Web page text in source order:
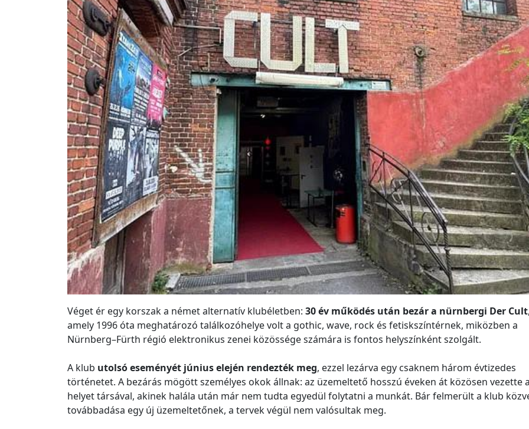
Véget ér egy korszak a német alternatív klubéletben: 30 év működés után bezár a nürnbergi Der Cult,
amely 1996 óta meghatározó találkozóhelye volt a gothic, wave, rock és fetiskszíntérnek, miközben a
Nürnberg–Fürth régió elektronikus zenei közössége számára is fontos helyszínként szolgált.
A klub utolsó eseményét június elején rendezték meg, ezzel lezárva egy csaknem három évtizedes
történetet. A bezárás mögött személyes okok állnak: az üzemeltető hosszú éveken át közösen vezette a
helyet társával, akinek halála után már nem tudta egyedül folytatni a munkát. Bár felmerült a klub
továbbadása egy új üzemeltetőnek, a tervek végül nem valósultak meg.